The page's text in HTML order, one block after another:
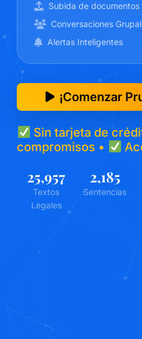
Subida de documentos
Conversaciones
Alertas Inteligentes
¡Comenzar
Sin tarjeta de
compromisos •
25,957
Textos
Legales
2,185
Sentencias